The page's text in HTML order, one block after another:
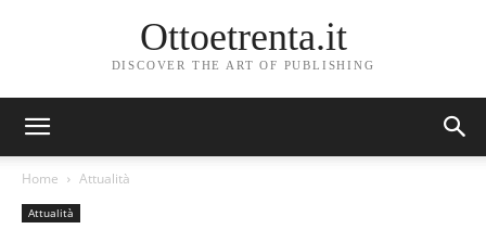
Ottoetrenta.it
DISCOVER THE ART OF PUBLISHING
Home Attualità
Attualità